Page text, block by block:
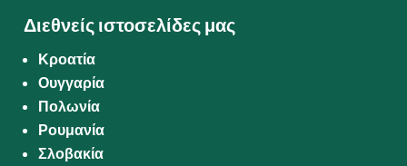
Διεθνείς ιστοσελίδες μας
Κροατία
Ουγγαρία
Πολωνία
Ρουμανία
Σλοβακία